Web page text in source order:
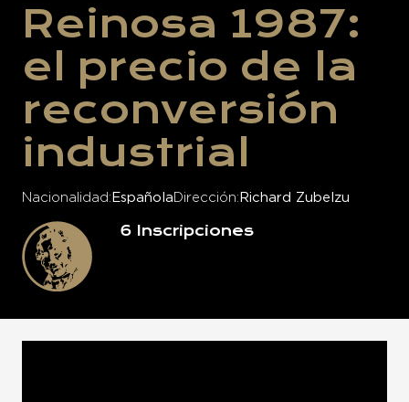
Reinosa 1987:
el precio de la
reconversión
industrial
Nacionalidad Española Dirección Richard Zubelzu
6 Inscripciones